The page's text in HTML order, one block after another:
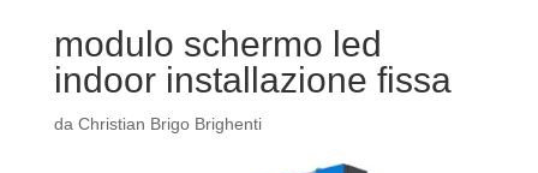
modulo schermo led
indoor installazione fissa
da Christian Brigo Brighenti